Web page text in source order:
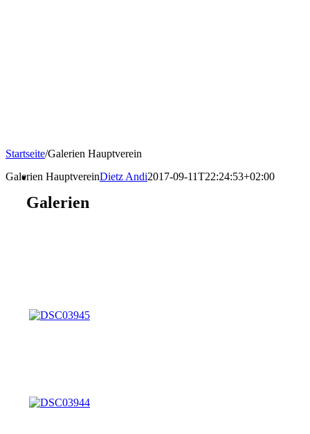
Startseite/Galerien Hauptverein
Galerien HauptvereinDietz Andi2017-09-11T22:24:53+02:00
Galerien